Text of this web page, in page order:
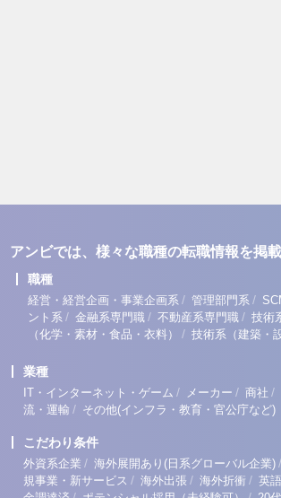
アンビでは、様々な職種の転職情報を掲載
職種
経営・経営企画・事業企画系 / 管理部門系 /
ント系 / 金融系専門職 / 不動産系専門職 / 技術
（化学・素材・食品・衣料）
/ 技術系（建築・
業種
IT・インターネット・ゲーム / メーカー / 商社 /
流・運輸 / その他(インフラ・教育・官公庁など)
こだわり条件
外資系企業 / 海外展開あり(日系グローバル企業) /
規事業・新サービス / 海外出張 / 海外折衝 / 英